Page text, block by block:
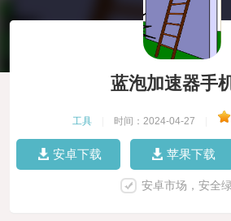
蓝泡加速器手
工具 时间：2024-04-27
安卓下载 苹果下载
安卓市场，安全